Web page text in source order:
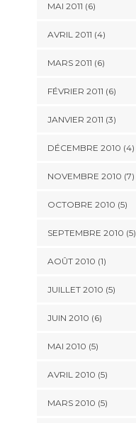
MAI 2011 (6)
AVRIL 2011 (4)
MARS 2011 (6)
FÉVRIER 2011 (6)
JANVIER 2011 (3)
DÉCEMBRE 2010 (4)
NOVEMBRE 2010 (7)
OCTOBRE 2010 (5)
SEPTEMBRE 2010 (5)
AOÛT 2010 (1)
JUILLET 2010 (5)
JUIN 2010 (6)
MAI 2010 (5)
AVRIL 2010 (5)
MARS 2010 (5)